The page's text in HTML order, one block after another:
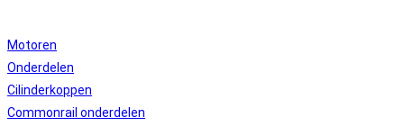
Motoren
Onderdelen
Cilinderkoppen
Commonrail onderdelen